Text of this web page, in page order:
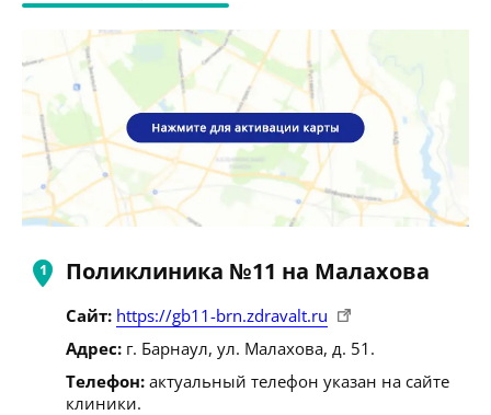
Поликлиника №11 на Малахова
Сайт: https://gb11-brn.zdravalt.ru
Адрес: г. Барнаул, ул. Малахова, д. 51.
Телефон: актуальный телефон указан на сайте
клиники.